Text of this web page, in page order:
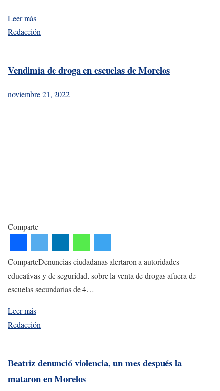
Leer más
Redacción
Vendimia de droga en escuelas de Morelos
noviembre 21, 2022
Comparte
ComparteDenuncias ciudadanas alertaron a autoridades
educativas y de seguridad, sobre la venta de drogas afuera de
escuelas secundarias de 4…
Leer más
Redacción
Beatriz denunció violencia, un mes después la
mataron en Morelos